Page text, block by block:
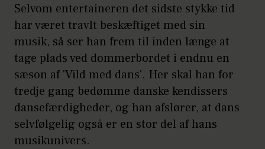
Selvom entertaineren det sidste stykke tid
har været travlt beskæftiget med sin
musik, så ser han frem til inden længe at
tage plads ved dommerbordet i endnu en
sæson af 'Vild med dans'. Her skal han for
tredje gang bedømme danske kendissers
dansefærdigheder, og han afslører, at dans
selvfølgelig også er en stor del af hans
musikunivers.